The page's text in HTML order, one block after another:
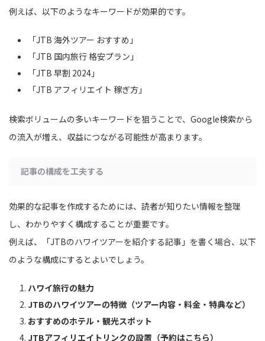
例えば、以下のようなキーワードが効果的です。
「JTB 海外ツアー おすすめ」
「JTB 国内旅行 格安プラン」
「JTB 早割 2024」
「JTB アフィリエイト 稼ぎ方」
検索ボリュームの多いキーワードを狙うことで、Google検索から
の流入が増え、収益につながる可能性が高まります。
記事の構成を工夫する
効果的な記事を作成するためには、読者が知りたい情報を整理
し、わかりやすく構成することが重要です。
例えば、「JTBのハワイツアーを紹介する記事」を書く場合、以下
のような構成にするとよいでしょう。
ハワイ旅行の魅力
JTBのハワイツアーの特徴（ツアー内容・料金・特典など）
おすすめのホテル・観光スポット
JTBアフィリエイトリンクの設置（予約はこちら）